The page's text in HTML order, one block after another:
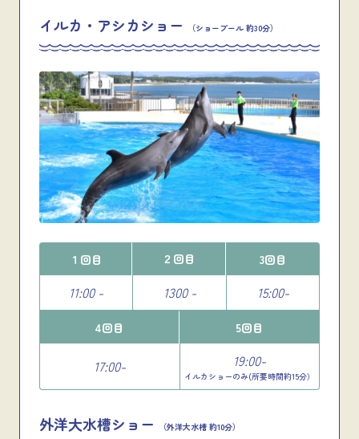
イルカ・アシカショー （ショープール 約30分）
１回目 ２回目 3回目
11:00 - 1300 - 15:00-
4回目 5回目
17:00- 19:00-
イルカショーのみ(所要時間約15分）
外洋大水槽ショー （外洋大水槽 約10分）